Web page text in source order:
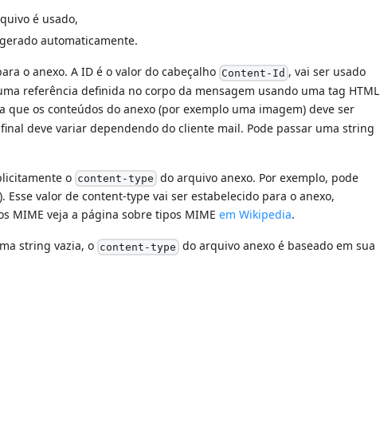
é usado,
automaticamente.
o anexo. A ID é o valor do cabeçalho Content-Id , vai ser usado
referência definida no corpo da mensagem usando uma tag HTML
que os conteúdos do anexo (por exemplo uma imagem) deve ser
deve variar dependendo do cliente mail. Pode passar uma string
o content-type do arquivo anexo. Por exemplo, pode
valor de content-type vai ser estabelecido para o anexo,
MIME veja a página sobre tipos MIMEem Wikipedia.
string vazia, o content-type do arquivo anexo é baseado em sua